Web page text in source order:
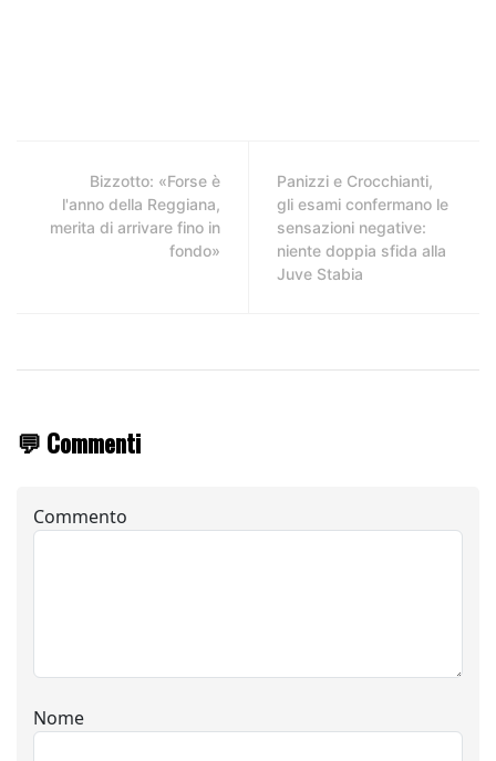
Bizzotto: «Forse è
l'anno della Reggiana,
merita di arrivare fino in
fondo»
Panizzi e Crocchianti,
gli esami confermano le
sensazioni negative:
niente doppia sfida alla
Juve Stabia
💬 Commenti